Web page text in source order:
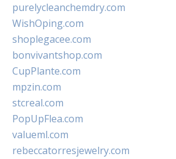
purelycleanchemdry.com
WishOping.com
shoplegacee.com
bonvivantshop.com
CupPlante.com
mpzin.com
stcreal.com
PopUpFlea.com
valueml.com
rebeccatorresjewelry.com